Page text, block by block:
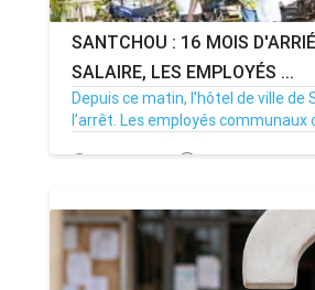
SANTCHOU : 16 MOIS
SALAIRE, LES EMPLOYÉS ...
Depuis ce matin, l’hôtel de ville de
l’arrêt. Les employés communaux
20/07/26 Par MenouActu